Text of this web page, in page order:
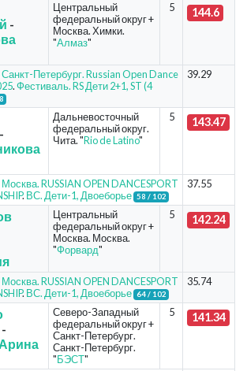
-
Центральный
федеральный округ +
Москва. Химки.
"Алмаз"
5 144.6
Петербург. Russian Open Dance
.Фестиваль. RS Дети 2+1, ST (4
39.29
-
Дальневосточный
федеральный округ.
Чита. "Rio de Latino"
5 143.47
RUSSIAN OPEN DANCESPORT
. ВС. Дети-1, Двоеборье 58 / 102
37.55
Центральный
федеральный округ +
Москва. Москва.
"Форвард"
5 142.24
RUSSIAN OPEN DANCESPORT
. ВС. Дети-1, Двоеборье 64 / 102
35.74
-
Северо-Западный
федеральный округ +
Санкт-Петербург.
Санкт-Петербург.
"БЭСТ"
5 141.34